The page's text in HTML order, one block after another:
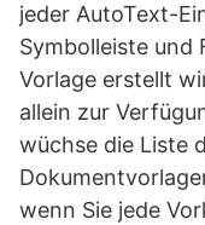
jeder AutoText-
Symbolleiste und
Vorlage erstellt
allein zur
wüchse die Liste
wenn Sie jede